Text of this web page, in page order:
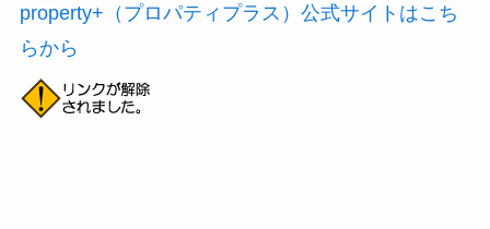
property+（プロパティプラス）公式サイトはこち
らから